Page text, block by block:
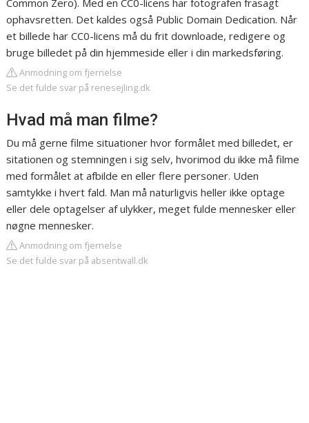
Common Zero). Med en CC0-licens har fotografen frasagt
ophavsretten. Det kaldes også Public Domain Dedication. Når
et billede har CC0-licens må du frit downloade, redigere og
bruge billedet på din hjemmeside eller i din markedsføring.
Anmodning om fjernelse
Se det fulde svar på renesejling.dk
Hvad må man filme?
Du må gerne filme situationer hvor formålet med billedet, er
sitationen og stemningen i sig selv, hvorimod du ikke må filme
med formålet at afbilde en eller flere personer. Uden
samtykke i hvert fald. Man må naturligvis heller ikke optage
eller dele optagelser af ulykker, meget fulde mennesker eller
nøgne mennesker.
Anmodning om fjernelse
Se det fulde svar på absentwall.dk